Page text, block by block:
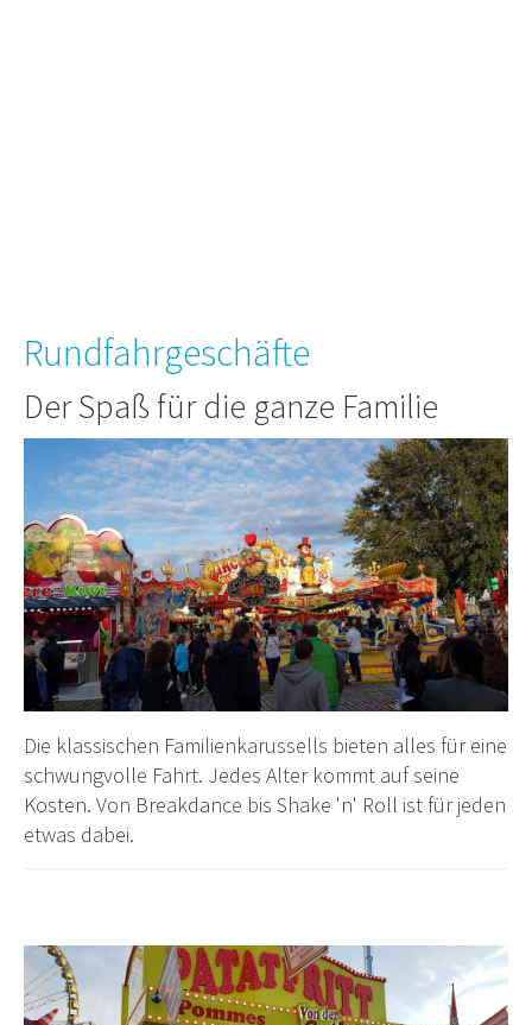
Rundfahrgeschäfte
Der Spaß für die ganze Familie
Die klassischen Familienkarussells bieten alles für eine
schwungvolle Fahrt. Jedes Alter kommt auf seine
Kosten. Von Breakdance bis Shake 'n' Roll ist für jeden
etwas dabei.